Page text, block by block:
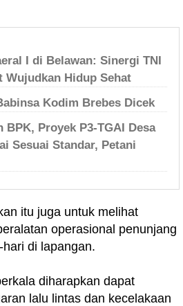
I di Belawan: Sinergi TNI
Wujudkan Hidup Sehat
Kodim Brebes Dicek
BPK, Proyek P3-TGAI Desa
Sesuai Standar, Petani
itu juga untuk melihat
operasional penunjang
di lapangan.
diharapkan dapat
lalu lintas dan kecelakaan